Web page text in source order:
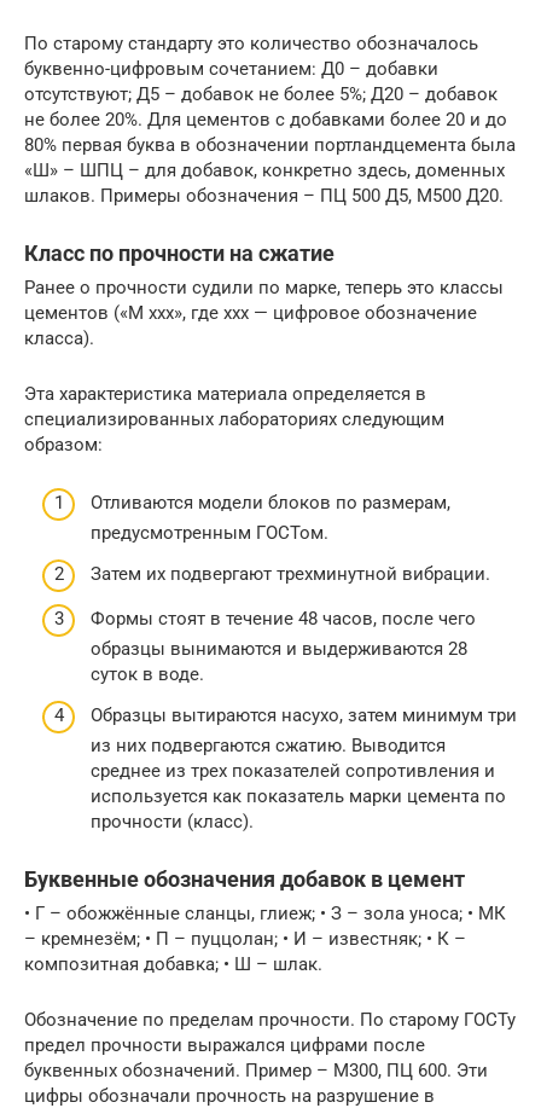
По старому стандарту это количество обозначалось
буквенно-цифровым сочетанием: Д0 – добавки
отсутствуют; Д5 – добавок не более 5%; Д20 – добавок
не более 20%. Для цементов с добавками более 20 и до
80% первая буква в обозначении портландцемента была
«Ш» – ШПЦ – для добавок, конкретно здесь, доменных
шлаков. Примеры обозначения – ПЦ 500 Д5, М500 Д20.
Класс по прочности на сжатие
Ранее о прочности судили по марке, теперь это классы
цементов («М ххх», где ххх — цифровое обозначение
класса).
Эта характеристика материала определяется в
специализированных лабораториях следующим
образом:
Отливаются модели блоков по размерам,
предусмотренным ГОСТом.
Затем их подвергают трехминутной вибрации.
Формы стоят в течение 48 часов, после чего
образцы вынимаются и выдерживаются 28
суток в воде.
Образцы вытираются насухо, затем минимум три
из них подвергаются сжатию. Выводится
среднее из трех показателей сопротивления и
используется как показатель марки цемента по
прочности (класс).
Буквенные обозначения добавок в цемент
• Г – обожжённые сланцы, глиеж; • З – зола уноса; • МК
– кремнезём; • П – пуццолан; • И – известняк; • К –
композитная добавка; • Ш – шлак.
Обозначение по пределам прочности. По старому ГОСТу
предел прочности выражался цифрами после
буквенных обозначений. Пример – М300, ПЦ 600. Эти
цифры обозначали прочность на разрушение в